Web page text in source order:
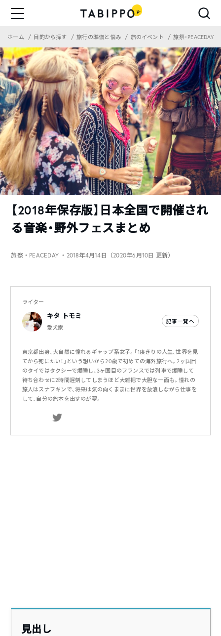
ホーム 目的から探す 旅行の準備と悩み 旅のイベント 旅祭・PEACEDAY
【2018年保存版】日本全国で開催され
る音楽・野外フェスまとめ
旅祭・PEACEDAY ・2018年4月14日（2020年6月10日 更新）
ライター
キタ トモミ
愛犬家
記事一覧へ
東京都出身、大自然に憧れるギャップ系女子。「1度きりの人生、世界を見
てから死にたい！」という想いから20歳で初めての海外旅行へ。2ヶ国目
のタイではタクシーで爆睡し、3ヶ国目のフランスでは列車で爆睡して
待ち合わせに2時間遅刻してしまうほど大雑把で大胆な一面も。憧れの
旅人はスナフキンで、将来は気の向くままに世界を放浪しながら仕事を
して、自分の旅本を出すのが夢。
見出し